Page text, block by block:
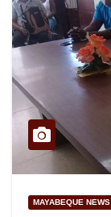
MAYABEQUE NEWS